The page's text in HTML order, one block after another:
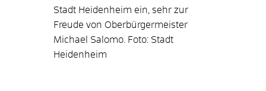
Stadt Heidenheim ein, sehr zur
Freude von Oberbürgermeister
Michael Salomo. Foto: Stadt
Heidenheim